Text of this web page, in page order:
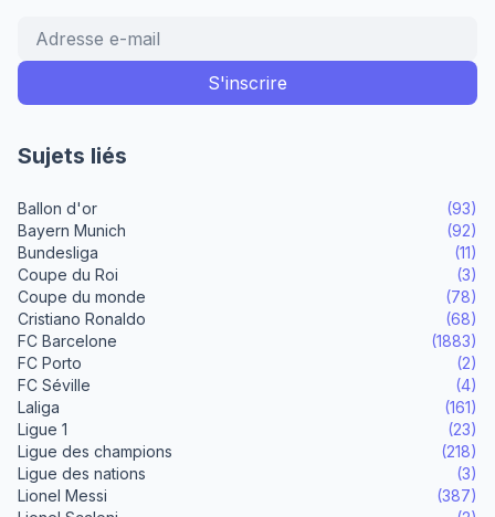
Sujets liés
Ballon d'or
(93)
Bayern Munich
(92)
Bundesliga
(11)
Coupe du Roi
(3)
Coupe du monde
(78)
Cristiano Ronaldo
(68)
FC Barcelone
(1883)
FC Porto
(2)
FC Séville
(4)
Laliga
(161)
Ligue 1
(23)
Ligue des champions
(218)
Ligue des nations
(3)
Lionel Messi
(387)